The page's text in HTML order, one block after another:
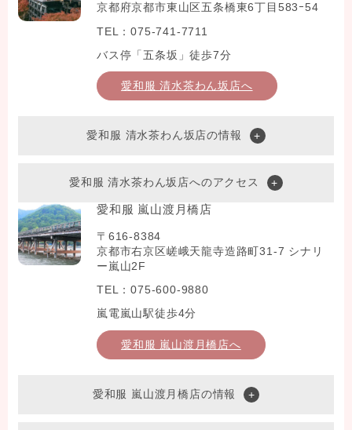
京都府京都市東山区五条橋東6丁目583ｰ54
TEL：075-741-7711
バス停「五条坂」徒歩7分
愛和服 清水茶わん坂店へ
愛和服 清水茶わん坂店の情報
愛和服 清水茶わん坂店へのアクセス
愛和服 嵐山渡月橋店
〒616-8384
京都市右京区嵯峨天龍寺造路町31-7 シナリ
ー嵐山2F
TEL：075-600-9880
嵐電嵐山駅徒歩4分
愛和服 嵐山渡月橋店へ
愛和服 嵐山渡月橋店の情報